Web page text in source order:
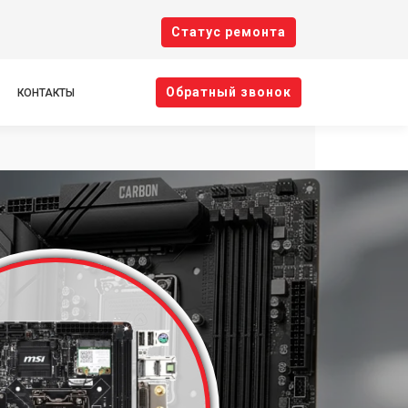
Cтатус ремонта
КОНТАКТЫ Oбратный звонок